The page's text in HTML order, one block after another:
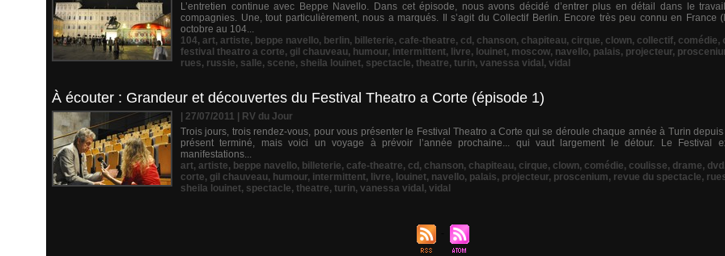
L’entretien continue avec Beppe Navello. Dans cet épisode, nous avons décidé d’entrer plus en détail dans le
compagnies. Une, tout particulièrement, nous a marqués. Il s’agit du Collectif Berlin. Encore très peu connu en France
octobre au 104...
104, art, artiste, beppe navello, berlin, billeterie, cafe-theatre, cd , chanson, chapiteau, cirque, clown, collectif, comédie,
festival theatro a corte, gil chauveau, humour, intermittent, livre, louinet, moscow, navello, palais, projecteur,
rues, russie, salle, scene, sheila louinet, spectacle, theatre, turin, vanessa vidal , vidal
À écouter : Grandeur et découvertes du Festival Theatro a Corte (épisode 1)
| 27/07/2011
RV du Jour
Trois jours, trois rendez-vous, pour vous présenter le Festival Theatro a Corte qui se déroule chaque année à Turin
présent terminé, mais voici un voyage à prévoir l’année prochaine... qui vaut largement le détour. Le Festival
manifestations...
art, artiste, beppe navello, billeterie, cafe-theatre, cd , chanson, chapiteau, cirque, clown, comédie, coulisse, drame, dvd
corte, gil chauveau, humour, intermittent, livre, louinet, navello, palais, projecteur, proscenium, revue du spectacle,
sheila louinet, spectacle, theatre, turin, vanessa vidal , vidal